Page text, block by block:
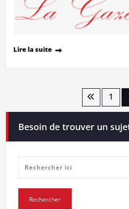
Lire la suite
publications
1
Besoin de trouver un